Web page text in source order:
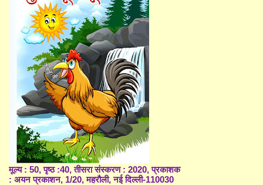
मूल्य : 50, पृष्ठ :40, तीसरा संस्करण : 2020, प्रकाशक
: अयन प्रकाशन, 1/20, महरौली, नई दिल्ली-110030